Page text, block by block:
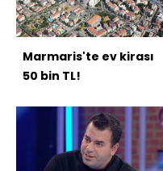
Marmaris'te ev kirası
50 bin TL!